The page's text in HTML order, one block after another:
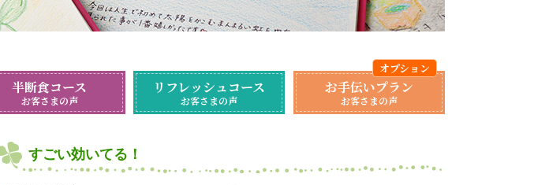
半断食コース
お客さまの声
リフレッシュコース
お客さまの声
お手伝いプラン
お客さまの声
すごい効いてる！